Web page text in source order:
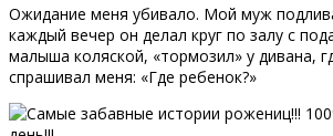
Ожидание меня убивало. Мой муж
каждый вечер он делал круг по залу с
малыша коляской, «тормозил» у дивана,
спрашивал меня: «Где ребенок?»